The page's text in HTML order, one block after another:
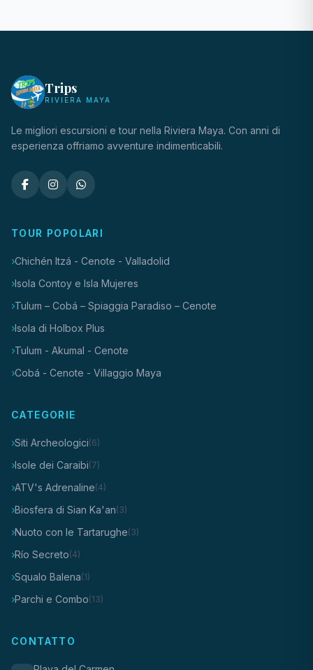
Trips
RIVIERA MAYA
Le migliori escursioni e tour nella Riviera Maya. Con anni di
esperienza offriamo avventure indimenticabili.
TOUR POPOLARI
Chichén Itzá - Cenote - Valladolid
Isola Contoy e Isla Mujeres
Tulum – Cobá – Spiaggia Paradiso – Cenote
Isola di Holbox Plus
Tulum - Akumal - Cenote
Cobá - Cenote - Villaggio Maya
CATEGORIE
Siti Archeologici(6)
Isole dei Caraibi(7)
ATV's Adrenaline(4)
Biosfera di Sian Ka'an(3)
Nuoto con le Tartarughe(3)
Río Secreto(4)
Squalo Balena(1)
Parchi e Combo(13)
CONTATTO